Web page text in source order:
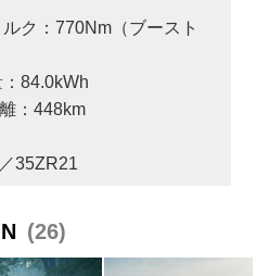
ク：770Nm（ブースト
84.0kWh
：448km
35ZR21
26